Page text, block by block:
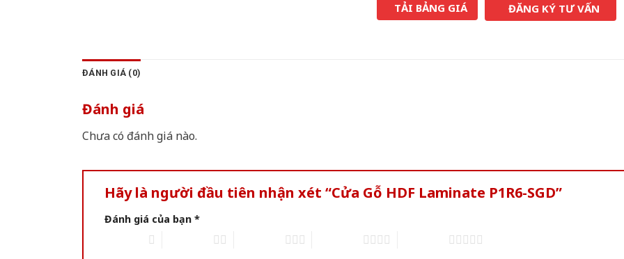
TẢI BẢNG GIÁ ĐĂNG KÝ TƯ VẤN
ĐÁNH GIÁ (0)
Đánh giá
Chưa có đánh giá nào.
Hãy là người đầu tiên nhận xét “Cửa Gỗ HDF Laminate P1R6-SGD”
Đánh giá của bạn *